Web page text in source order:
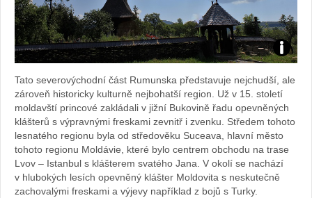
Foto:
Sabina
Kvášová
Tato severovýchodní část Rumunska představuje nejchudší, ale
zároveň historicky kulturně nejbohatší region. Už v 15. století
moldavští princové zakládali v jižní Bukovině řadu opevněných
klášterů s výpravnými freskami zevnitř i zvenku. Středem tohoto
lesnatého regionu byla od středověku Suceava, hlavní město
tohoto regionu Moldávie, které bylo centrem obchodu na trase
Lvov – Istanbul s klášterem svatého Jana. V okolí se nachází
v hlubokých lesích opevněný klášter Moldovita s neskutečně
zachovalými freskami a výjevy například z bojů s Turky.